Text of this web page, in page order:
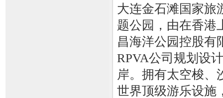
大连金石滩国家旅
题公园，由在香港
昌海洋公园控股有
RPVA公司规划设
岸。拥有太空梭、
世界顶级游乐设施